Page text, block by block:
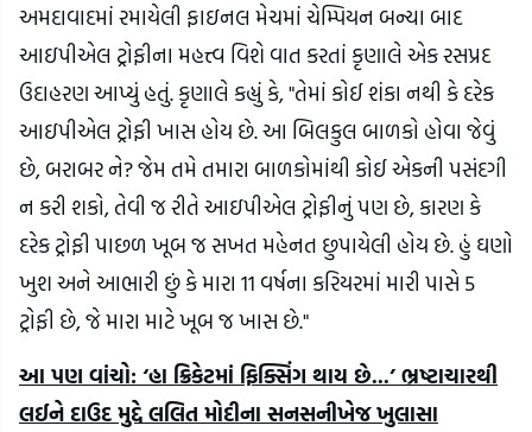
અમદાવાદમાં રમાયેલી ફાઇનલ મેચમાં ચેમ્પિયન બન્યા બાદ
આઇપીએલ ટ્રોફીના મહત્ત્વ વિશે વાત કરતાં કૃણાલે એક રસપ્રદ
ઉદાહરણ આપ્યું હતું. કૃણાલે કહ્યું કે, "તેમાં કોઈ શંકા નથી કે દરેક
આઇપીએલ ટ્રોફી ખાસ હોય છે. આ બિલકુલ બાળકો હોવા જેવું
છે, બરાબર ને? જેમ તમે તમારા બાળકોમાંથી કોઈ એકની પસંદગી
ન કરી શકો, તેવી જ રીતે આઇપીએલ ટ્રોફીનું પણ છે, કારણ કે
દરેક ટ્રોફી પાછળ ખૂબ જ સખત મહેનત છુપાયેલી હોય છે. હું ઘણો
ખુશ અને આભારી છું કે મારા 11 વર્ષના કરિયરમાં મારી પાસે 5
ટ્રોફી છે, જે મારા માટે ખૂબ જ ખાસ છે."
આ પણ વાંચો: ‘હા ક્રિકેટમાં ફિક્સિંગ થાય છે...’ ભ્રષ્ટાચારથી
લઈને દાઉદ મુદ્દે લલિત મોદીના સનસનીખેજ ખુલાસા